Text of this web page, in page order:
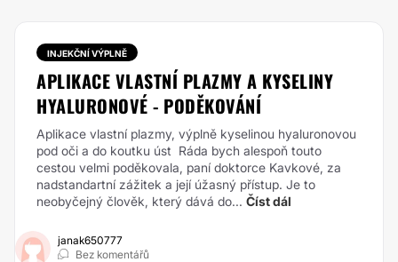
INJEKČNÍ VÝPLNĚ
APLIKACE VLASTNÍ PLAZMY A KYSELINY
HYALURONOVÉ - PODĚKOVÁNÍ
Aplikace vlastní plazmy, výplně kyselinou hyaluronovou
pod oči a do koutku úst Ráda bych alespoň touto
cestou velmi poděkovala, paní doktorce Kavkové, za
nadstandartní zážitek a její úžasný přístup. Je to
neobyčejný člověk, který dává do... Číst dál
janak650777
Bez komentářů